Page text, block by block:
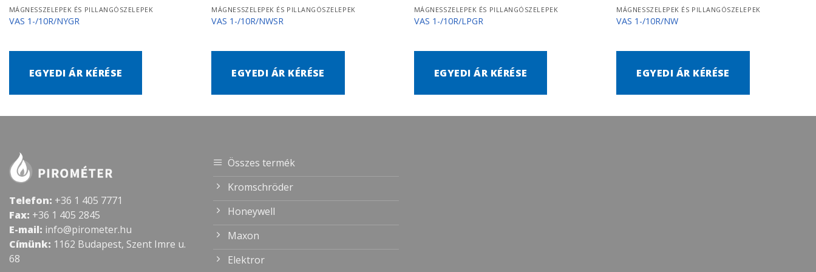
MÁGNESSZELEPEK ÉS PILLANGÓSZELEPEK
VAS 1-/10R/NYGR
EGYEDI ÁR KÉRÉSE
MÁGNESSZELEPEK ÉS PILLANGÓSZELEPEK
VAS 1-/10R/NWSR
EGYEDI ÁR KÉRÉSE
MÁGNESSZELEPEK ÉS PILLANGÓSZELEPEK
VAS 1-/10R/LPGR
EGYEDI ÁR KÉRÉSE
MÁGNESSZELEPEK ÉS PILLANGÓSZELEPEK
VAS 1-/10R/NW
EGYEDI ÁR KÉRÉSE
Telefon: +36 1 405 7771
Fax: +36 1 405 2845
E-mail: info@pirometer.hu
Címünk: 1162 Budapest, Szent Imre u.
68
Összes termék
Kromschröder
Honeywell
Maxon
Elektror